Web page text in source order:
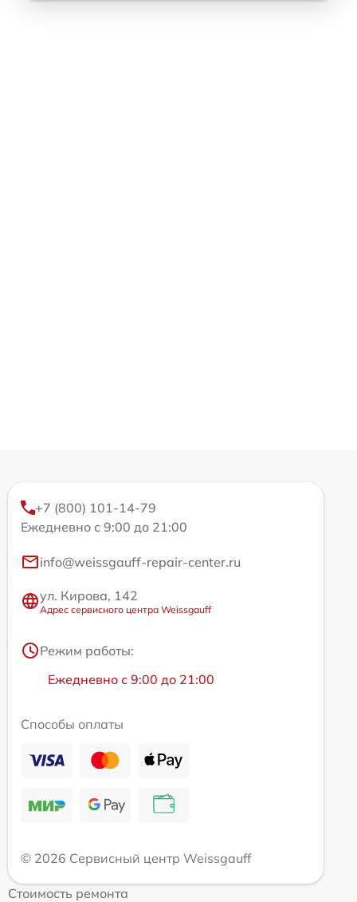
+7 (800) 101-14-79
Ежедневно с 9:00 до 21:00
info@weissgauff-repair-center.ru
ул. Кирова, 142
Адрес сервисного центра Weissgauff
Режим работы:
Ежедневно с 9:00 до 21:00
Способы оплаты
© 2026 Сервисный центр Weissgauff
Стоимость ремонта